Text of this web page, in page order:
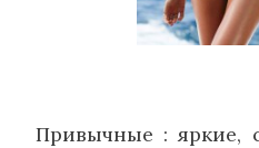
Привычные : яркие,